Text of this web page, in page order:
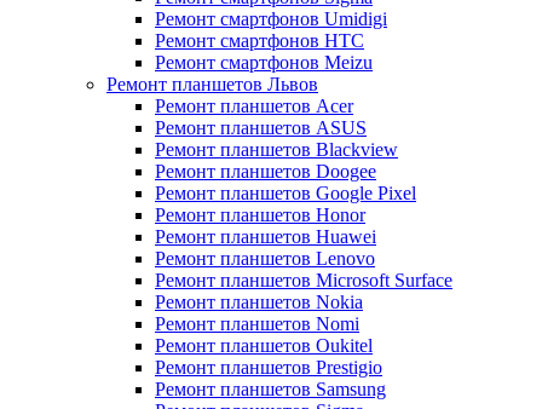
Ремонт смартфонов Umidigi
Ремонт смартфонов HTC
Ремонт смартфонов Meizu
Ремонт планшетов Львов
Ремонт планшетов Acer
Ремонт планшетов ASUS
Ремонт планшетов Blackview
Ремонт планшетов Doogee
Ремонт планшетов Google Pixel
Ремонт планшетов Honor
Ремонт планшетов Huawei
Ремонт планшетов Lenovo
Ремонт планшетов Microsoft Surface
Ремонт планшетов Nokia
Ремонт планшетов Nomi
Ремонт планшетов Oukitel
Ремонт планшетов Prestigio
Ремонт планшетов Samsung